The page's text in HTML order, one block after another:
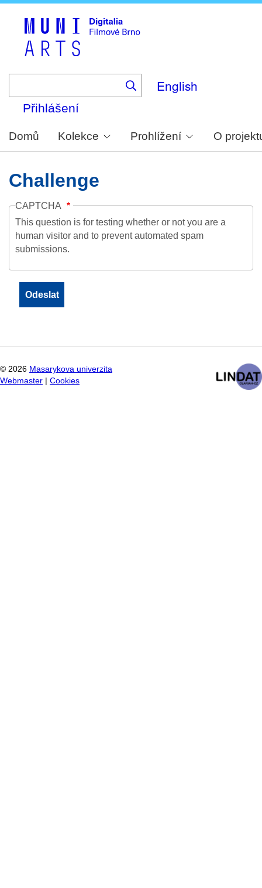
English
Přihlášení
Domů Kolekce Prohlížení O
Challenge
CAPTCHA
This question is for testing whether or not you are a
human visitor and to prevent automated spam
submissions.
© 2026 Masarykova univerzita
Webmaster
Cookies